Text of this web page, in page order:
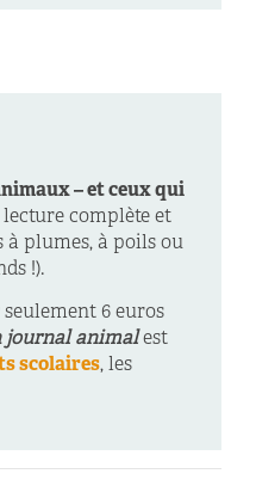
– et ceux qui
lecture complète et
plumes, à poils ou
!).
6 euros
journal animalest
scolaires, les